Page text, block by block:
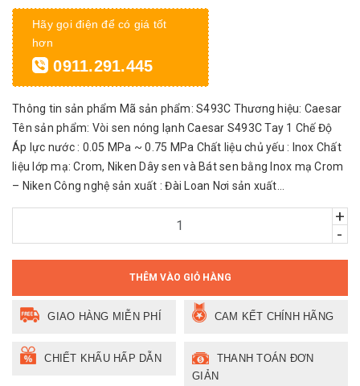
Hãy gọi điện để có giá tốt
hơn
0911.291.445
Thông tin sản phẩm Mã sản phẩm: S493C Thương hiệu: Caesar
Tên sản phẩm: Vòi sen nóng lạnh Caesar S493C Tay 1 Chế Độ
Áp lực nước : 0.05 MPa ~ 0.75 MPa Chất liệu chủ yếu : Inox Chất
liệu lớp mạ: Crom, Niken Dây sen và Bát sen bằng Inox mạ Crom
– Niken Công nghệ sản xuất : Đài Loan Nơi sản xuất...
+
-
THÊM VÀO GIỎ HÀNG
GIAO HÀNG MIỄN PHÍ CAM KẾT CHÍNH HÃNG
CHIẾT KHẤU HẤP DẪN
THANH TOÁN ĐƠN
GIẢN